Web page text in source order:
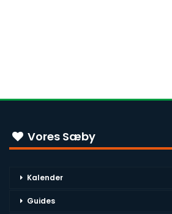
Vores Sæby
Kalender
Guides